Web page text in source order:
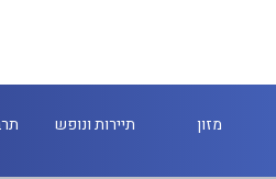
מזון תיירות ונופש